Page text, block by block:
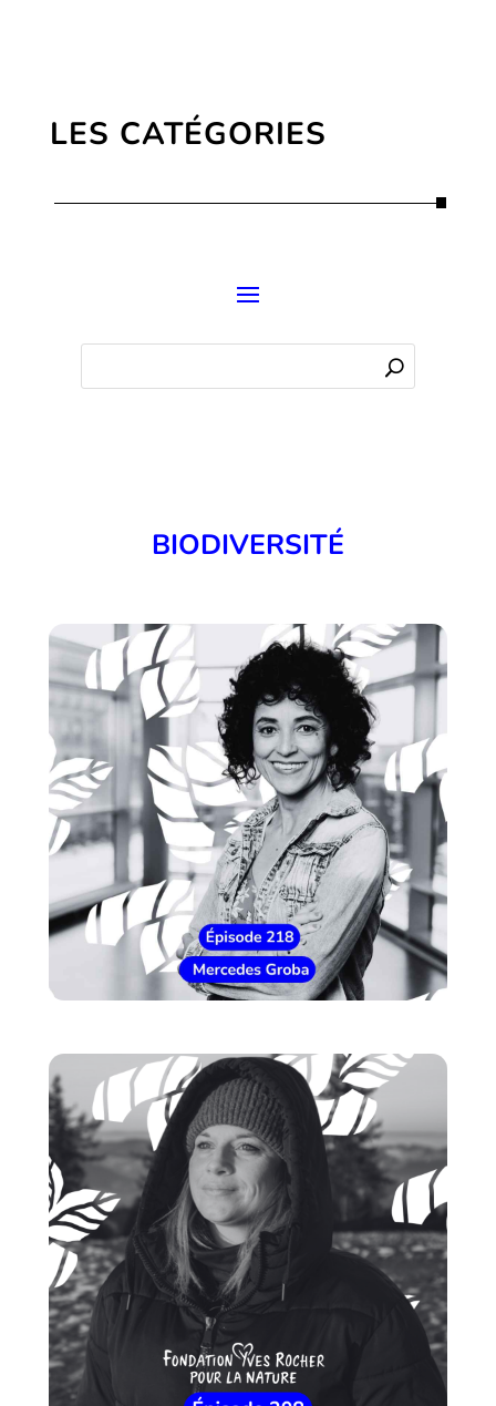
LES CATÉGORIES
BIODIVERSITÉ